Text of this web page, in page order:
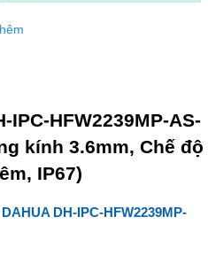
IPC-HFW2239MP-AS-
kính 3.6mm, Chế độ
IP67)
DH-IPC-HFW2239MP-